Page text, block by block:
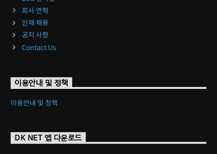
회사 연혁
인재 채용
공지 사항
Contact Us
이용안내 및 정책
이용안내 및 정책
DK NET 앱 다운로드